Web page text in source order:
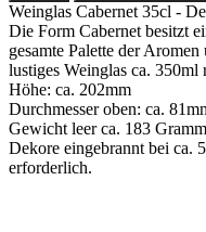
Weinglas Cabernet 35cl -
Die Form Cabernet besitzt
gesamte Palette der Aromen
lustiges Weinglas ca. 350ml
Höhe: ca. 202mm
Durchmesser oben: ca.
Gewicht leer ca. 183 Gramm
Dekore eingebrannt bei ca.
erforderlich.